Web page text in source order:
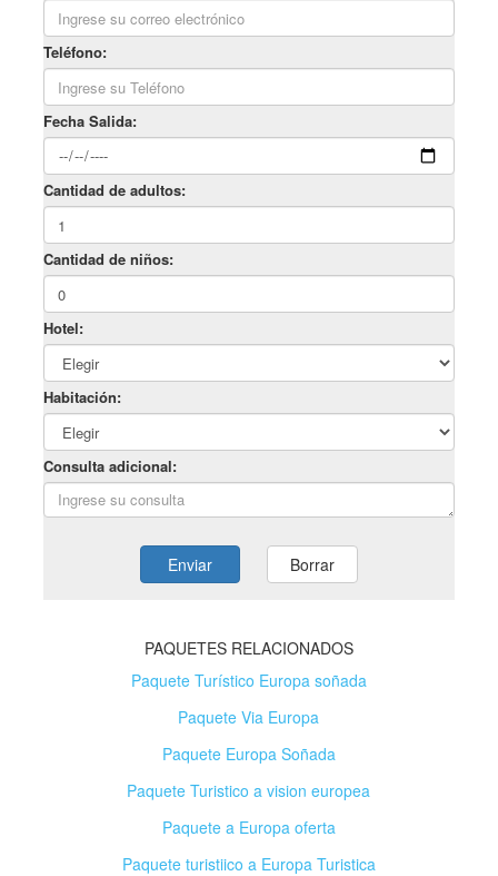
PAQUETES RELACIONADOS
Paquete Turístico Europa soñada
Paquete Via Europa
Paquete Europa Soñada
Paquete Turistico a vision europea
Paquete a Europa oferta
Paquete turistiico a Europa Turistica